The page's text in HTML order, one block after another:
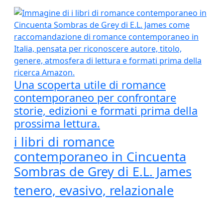
Una scoperta utile di romance
contemporaneo per confrontare
storie, edizioni e formati prima della
prossima lettura.
i libri di romance
contemporaneo in Cincuenta
Sombras de Grey di E.L. James
tenero, evasivo, relazionale